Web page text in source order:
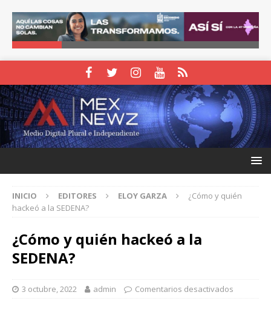
INICIO EDITORES ELOY GARZA
¿Cómo y quién
hackeó a la SEDENA?
¿Cómo y quién hackeó a la
SEDENA?
3 octubre, 2022 admin Comentarios desactivados